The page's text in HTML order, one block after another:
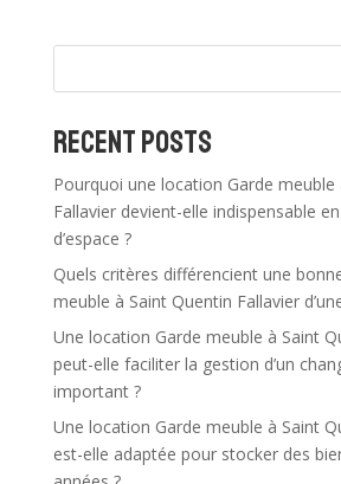
i
e
:
Recent Posts
Pourquoi une location Garde meuble
Fallavier devient-elle indispensable
d’espace ?
Quels critères différencient une
meuble à Saint Quentin Fallavier
Une location Garde meuble à Saint
peut-elle faciliter la gestion d’un
important ?
Une location Garde meuble à Saint
est-elle adaptée pour stocker des